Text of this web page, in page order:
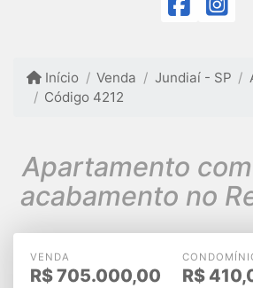
Início Venda Jundiaí - SP
Código 4212
Apartamento
acabamento no
da
VENDA
R$705.000,00 R$